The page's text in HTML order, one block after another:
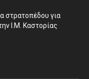
στρατοπέδου για
Ι.Μ. Καστορίας